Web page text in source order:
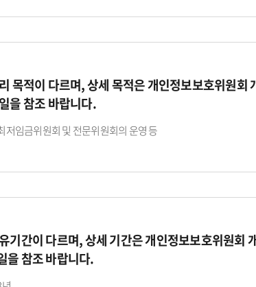
목적이 다르며, 상세 목적은 개인정보보호위원회
을 참조 바랍니다.
저임금위원회 및 전문위원회의 운영 등
기간이 다르며, 상세 기간은 개인정보보호위원회
을 참조 바랍니다.